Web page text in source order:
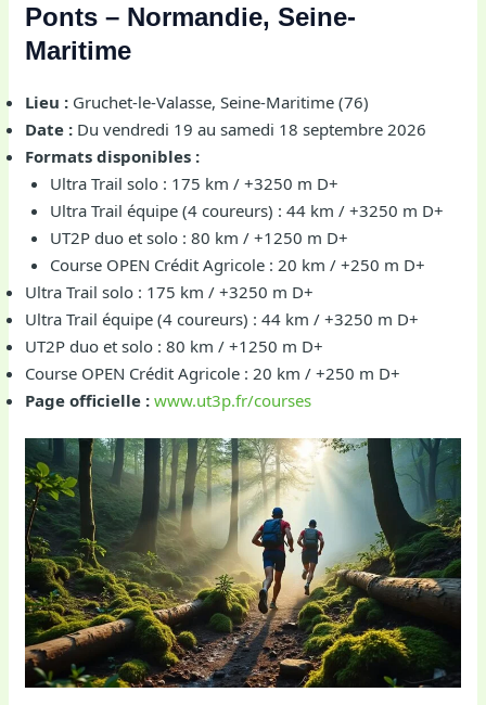
Ponts – Normandie, Seine-
Maritime
Lieu : Gruchet-le-Valasse, Seine-Maritime (76)
Date : Du vendredi 19 au samedi 18 septembre 2026
Formats disponibles :
Ultra Trail solo : 175 km / +3250 m D+
Ultra Trail équipe (4 coureurs) : 44 km / +3250 m D+
UT2P duo et solo : 80 km / +1250 m D+
Course OPEN Crédit Agricole : 20 km / +250 m D+
Ultra Trail solo : 175 km / +3250 m D+
Ultra Trail équipe (4 coureurs) : 44 km / +3250 m D+
UT2P duo et solo : 80 km / +1250 m D+
Course OPEN Crédit Agricole : 20 km / +250 m D+
Page officielle : www.ut3p.fr/courses